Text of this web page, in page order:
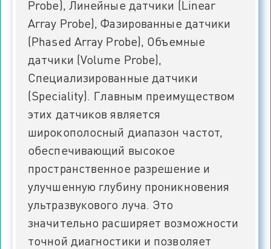
Probe), Линейные датчики (Linear
Array Probe), Фазированные датчики
(Phased Array Probe), Объемные
датчики (Volume Probe),
Специализированные датчики
(Speciality). Главным преимуществом
этих датчиков является
широкополосный диапазон частот,
обеспечивающий высокое
пространственное разрешение и
улучшенную глубину проникновения
ультразвукового луча. Это
значительно расширяет возможности
точной диагностики и позволяет